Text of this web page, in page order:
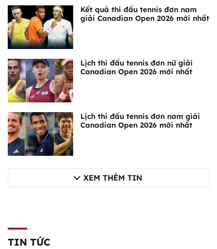
Kết quả thi đấu tennis đơn nam
giải Canadian Open 2026 mới nhất
Lịch thi đấu tennis đơn nữ giải
Canadian Open 2026 mới nhất
Lịch thi đấu tennis đơn nam giải
Canadian Open 2026 mới nhất
XEM THÊM TIN
TIN TỨC